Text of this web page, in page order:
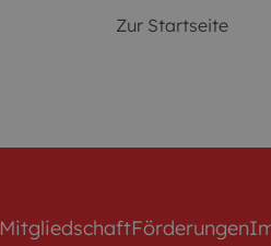
Zur Startseite
MitgliedschaftFörderungen